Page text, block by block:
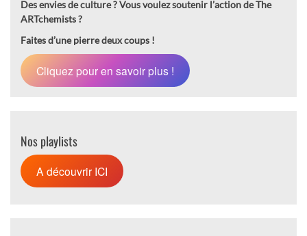
Des envies de culture ?Vous voulez soutenir l’action de The
ARTchemists ?
Faites d’une pierre deux coups !
Cliquez pour en savoir plus !
Nos playlists
A découvrir ICI